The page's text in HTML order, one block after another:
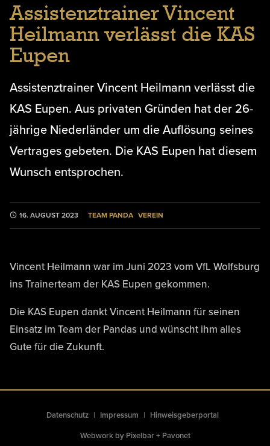
Assistenztrainer Vincent
Heilmann verlässt die KAS
Eupen
Assistenztrainer Vincent Heilmann verlässt die
KAS Eupen. Aus privaten Gründen hat der 26-
jährige Niederländer um die Auflösung seines
Vertrages gebeten. Die KAS Eupen hat diesem
Wunsch entsprochen.
16. AUGUST 2023 TEAM PANDA VEREIN
Vincent Heilmann war im Juni 2023 vom VfL Wolfsburg
ins Trainerteam der KAS Eupen gekommen.
Die KAS Eupen dankt Vincent Heilmann für seinen
Einsatz im Team der Pandas und wünscht ihm alles
Gute für die Zukunft.
Datenschutz Impressum Hinweisgeberportal
Webwork by Pixelbar+ Pavonet